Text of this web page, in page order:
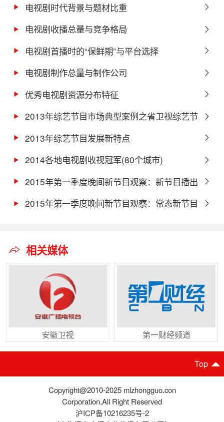
电视剧时代背景与题材比重
电视剧收播总量与竞争格局
电视剧首播时的“保鲜期”与平台选择
电视剧制作总量与制作公司
优秀电视剧资源分布特征
2013年综艺节目市场典型案例之省卫视综艺节
目
2013年综艺节目发展新特点
2014各地电视剧收视冠军(80个城市)
2015年第一季度晚间新节目观察：新节目播出
概况
2015年第一季度晚间新节目观察：常态新节目
相关媒体
安徽卫视 第一财经频道
Top
Copyright@2010-2025 mlzhongguo.con
Corporation,All Right Reserved
沪ICP备10216235号-2